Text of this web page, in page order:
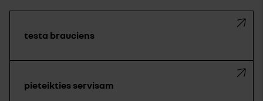
testa brauciens
pieteikties servisam